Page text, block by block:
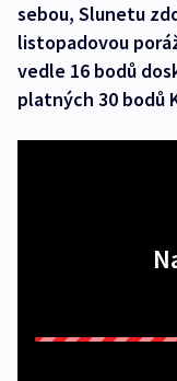
sebou, Slunetu
listopadovou
vedle 16 bodů
platných 30 bodů